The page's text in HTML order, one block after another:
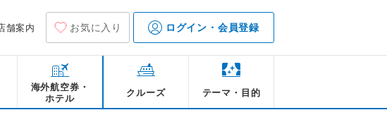
舗案内 お気に入り ログイン・会員登録
海外航空券・
ホテル
クルーズ テーマ・目的